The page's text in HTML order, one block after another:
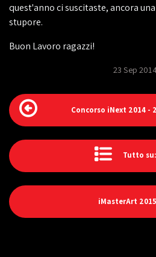
quest'anno ci suscitaste, ancora
stupore.
Buon Lavoro ragazzi!
23 Sep
Concorso iNext 2014 -
Tutto
iMasterArt